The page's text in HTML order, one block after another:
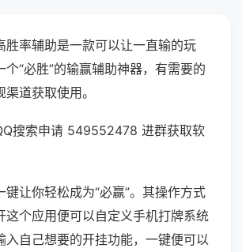
胜率辅助是一款可以让一直输的玩
个“必胜”的输赢辅助神器，有需要的
道获取使用。
搜索申请 549552478 进群获取软
键让你轻松成为“必赢”。其操作方式
这个应用便可以自定义手机打牌系统
入自己想要的开挂功能，一键便可以